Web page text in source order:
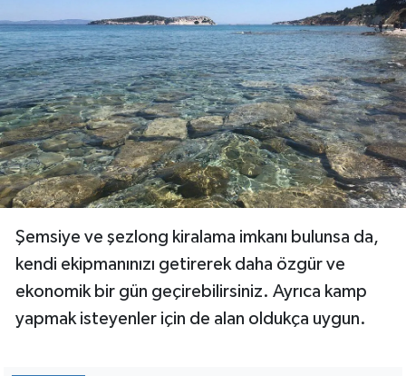
Şemsiye ve şezlong kiralama imkanı bulunsa da,
kendi ekipmanınızı getirerek daha özgür ve
ekonomik bir gün geçirebilirsiniz. Ayrıca kamp
yapmak isteyenler için de alan oldukça uygun.